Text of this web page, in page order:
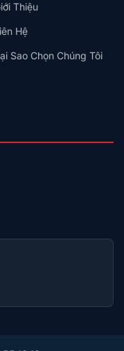
30 ngày nếu lỗi
kỹ thuật có mặt
cài đặt app, cấu
Thiệu
Hệ
Sao Chọn Chúng Tôi